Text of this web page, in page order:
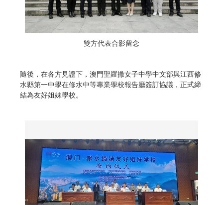
雙方代表合影留念
隨後，在各方見證下，澳門聖羅撒女子中學中文部與江西修
水縣第一中學在修水中等專業學校報告廳簽訂協議，正式締
結為友好姐妹學校。